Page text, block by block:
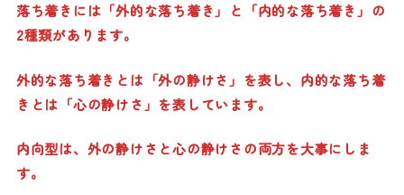
落ち着きには「外的な落ち着き」と「内的な落ち着き」の
2種類があります。
外的な落ち着きとは「外の静けさ」を表し、内的な落ち着
きとは「心の静けさ」を表しています。
内向型は、外の静けさと心の静けさの両方を大事にしま
す。